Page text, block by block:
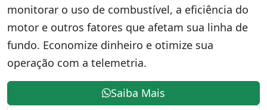
monitorar o uso de combustível, a eficiência do
motor e outros fatores que afetam sua linha de
fundo. Economize dinheiro e otimize sua
operação com a telemetria.
Saiba Mais